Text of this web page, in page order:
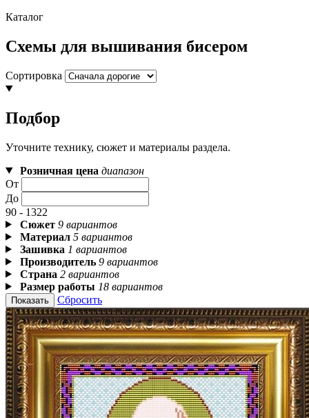
Каталог
Схемы для вышивания бисером
Сортировка
Подбор
Уточните технику, сюжет и материалы раздела.
Розничная цена диапазон
От
До
90 - 1322
Сюжет 9 вариантов
Материал 5 вариантов
Зашивка 1 вариантов
Производитель 9 вариантов
Страна 2 вариантов
Размер работы 18 вариантов
Показать Сбросить